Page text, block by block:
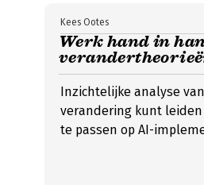
Werk hand in
Kees Ootes
Inzichtelijke analyse
verandering kunt
te passen op AI-